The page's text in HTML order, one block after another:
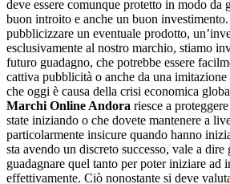
deve essere comunque protetto in modo da
buon introito e anche un buon
pubblicizzare un eventuale prodotto,
esclusivamente al nostro marchio, stiamo
futuro guadagno, che potrebbe essere
cattiva pubblicità o anche da una imitazione
che oggi è causa della crisi economica
Marchi Online Andora riesce a
state iniziando o che dovete mantenere a
particolarmente insicure quando hanno
sta avendo un discreto successo, vale a dire
guadagnare quel tanto per poter iniziare ad
effettivamente. Ciò nonostante si deve